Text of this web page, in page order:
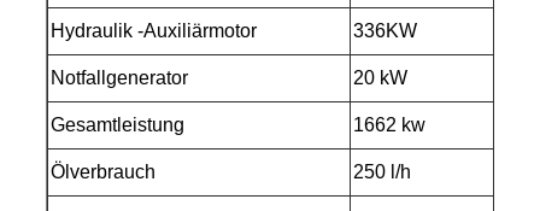
Hydraulik -Auxiliärmotor 336KW
Notfallgenerator 20 kW
Gesamtleistung 1662 kw
Ölverbrauch 250 l/h